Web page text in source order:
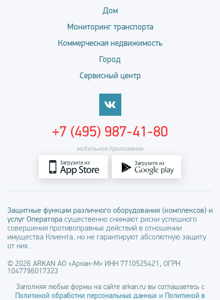
Дом
Мониторинг транспорта
Коммерческая недвижимость
Город
Сервисный центр
мобильное приложение
Загрузите из Загрузите из
+7 (495) 987-41-80
Защитные функции различного оборудования (комплексов) и
услуг Оператора существенно снижают риски успешного
совершения противоправных действий в отношении
имущества Клиента, но не гарантируют абсолютную защиту
от них.
© 2026 ARKAN АО «Аркан-М» ИНН 7710525421, ОГРН
1047796017323
Заполняя любые формы на сайте arkan.ru вы соглашаетесь с
Политикой обработки персональных данных и Политикой в